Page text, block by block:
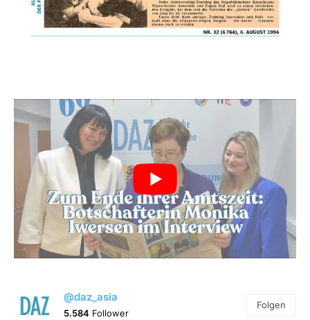
@daz_asia
5.584 Follower
Folgen